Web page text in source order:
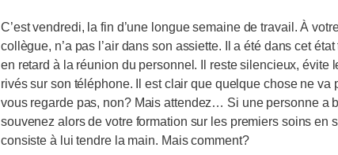
C’est vendredi, la fin d’une longue semaine de travail. À
collègue, n’a pas l’air dans son assiette. Il a été dans cet
en retard à la réunion du personnel. Il reste silencieux, évite
rivés sur son téléphone. Il est clair que quelque chose ne
vous regarde pas, non? Mais attendez… Si une personne a
souvenez alors de votre formation sur les premiers soins en
consiste à lui tendre la main. Mais comment?